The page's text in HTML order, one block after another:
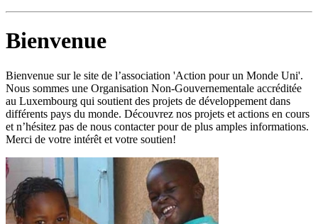
Bienvenue
Bienvenue sur le site de l’association 'Action pour un Monde Uni'.
Nous sommes une Organisation Non-Gouvernementale accréditée
au Luxembourg qui soutient des projets de développement dans
différents pays du monde. Découvrez nos projets et actions en cours
et n’hésitez pas de nous contacter pour de plus amples informations.
Merci de votre intérêt et votre soutien!